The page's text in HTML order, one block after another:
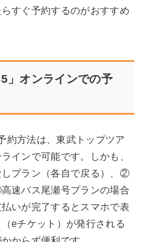
すぐ予約するのがおすすめ
」オンラインでの予
約方法は、東武トップツア
インで可能です。しかも、
プラン（各自で戻る）、②
速バス尾瀬号プランの場合
いが完了するとスマホで表
eチケット）が発行される